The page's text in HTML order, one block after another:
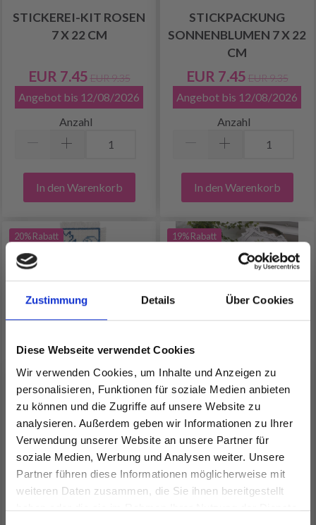
Zustimmung Details Über Cookies
Diese Webseite verwendet Cookies
Wir verwenden Cookies, um Inhalte und Anzeigen zu
personalisieren, Funktionen für soziale Medien anbieten
zu können und die Zugriffe auf unsere Website zu
analysieren. Außerdem geben wir Informationen zu Ihrer
Verwendung unserer Website an unsere Partner für
soziale Medien, Werbung und Analysen weiter. Unsere
Partner führen diese Informationen möglicherweise mit
weiteren Daten zusammen, die Sie ihnen bereitgestellt
haben oder die sie im Rahmen Ihrer Nutzung der Dienste
STICKEREI-KIT ROSEN
7 X 22 CM
EUR 7.45 EUR 9.35
Angebot bis 12/08/2026
Anzahl
In den Warenkorb
STICKPACKUNG
SONNENBLUMEN 7 X 22
CM
EUR 7.45 EUR 9.35
Angebot bis 12/08/2026
Anzahl
In den Warenkorb
20% Rabatt
STICKSET BLAUE
BLUME 7 X 22 CM
EUR 7.45EUR 9.35
Angebot bis 12/08/2026
19% Rabatt
STICKSET HARDANGER
MIT VEILCHEN 39 X 39
CM
EUR 27.30 EUR 34.10
Angebot bis 12/08/2026
Spare bis zu 50%